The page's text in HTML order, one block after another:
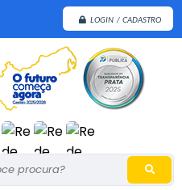
LOGIN / CADASTRO